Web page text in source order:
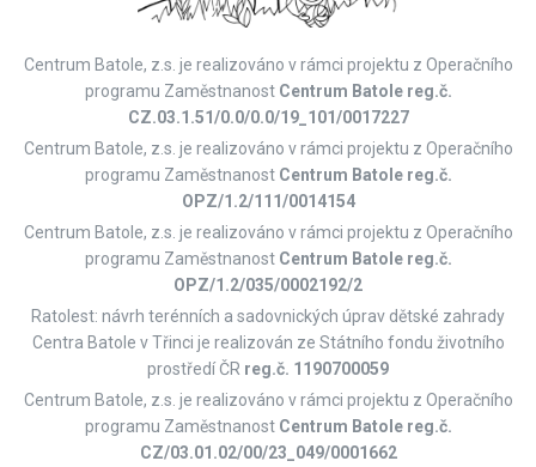
Centrum Batole, z.s. je realizováno v rámci projektu z Operačního
programu Zaměstnanost Centrum Batole reg.č.
CZ.03.1.51/0.0/0.0/19_101/0017227
Centrum Batole, z.s. je realizováno v rámci projektu z Operačního
programu Zaměstnanost Centrum Batole reg.č.
OPZ/1.2/111/0014154
Centrum Batole, z.s. je realizováno v rámci projektu z Operačního
programu Zaměstnanost Centrum Batole reg.č.
OPZ/1.2/035/0002192/2
Ratolest: návrh terénních a sadovnických úprav dětské zahrady
Centra Batole v Třinci je realizován ze Státního fondu životního
prostředí ČR reg.č. 1190700059
Centrum Batole, z.s. je realizováno v rámci projektu z Operačního
programu Zaměstnanost Centrum Batole reg.č.
CZ/03.01.02/00/23_049/0001662